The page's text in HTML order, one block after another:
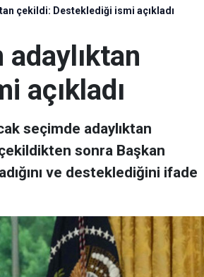
çekildi: Desteklediği ismi açıkladı
adaylıktan
açıkladı
seçimde adaylıktan
sonra Başkan
ve desteklediğini ifade